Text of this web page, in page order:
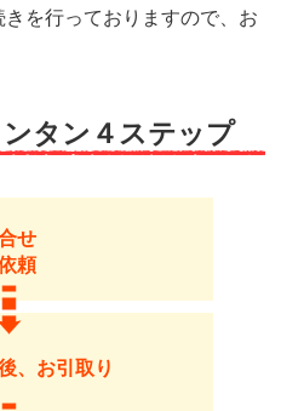
を行っておりますので、お
タン４ステップ
せ
頼
、お引取り